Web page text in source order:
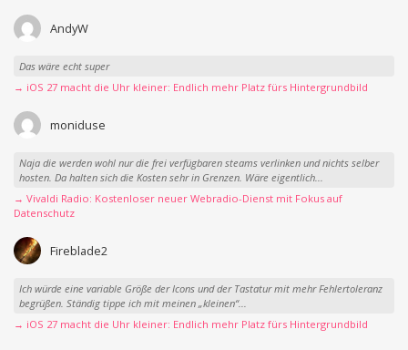
AndyW
Das wäre echt super
→ iOS 27 macht die Uhr kleiner: Endlich mehr Platz fürs Hintergrundbild
moniduse
Naja die werden wohl nur die frei verfügbaren steams verlinken und nichts selber
hosten. Da halten sich die Kosten sehr in Grenzen. Wäre eigentlich...
→ Vivaldi Radio: Kostenloser neuer Webradio-Dienst mit Fokus auf
Datenschutz
Fireblade2
Ich würde eine variable Größe der Icons und der Tastatur mit mehr Fehlertoleranz
begrüßen. Ständig tippe ich mit meinen „kleinen“...
→ iOS 27 macht die Uhr kleiner: Endlich mehr Platz fürs Hintergrundbild